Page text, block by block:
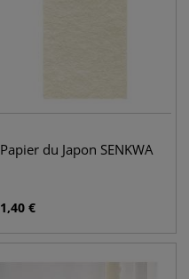
Papier du Japon SENKWA
1,40 €